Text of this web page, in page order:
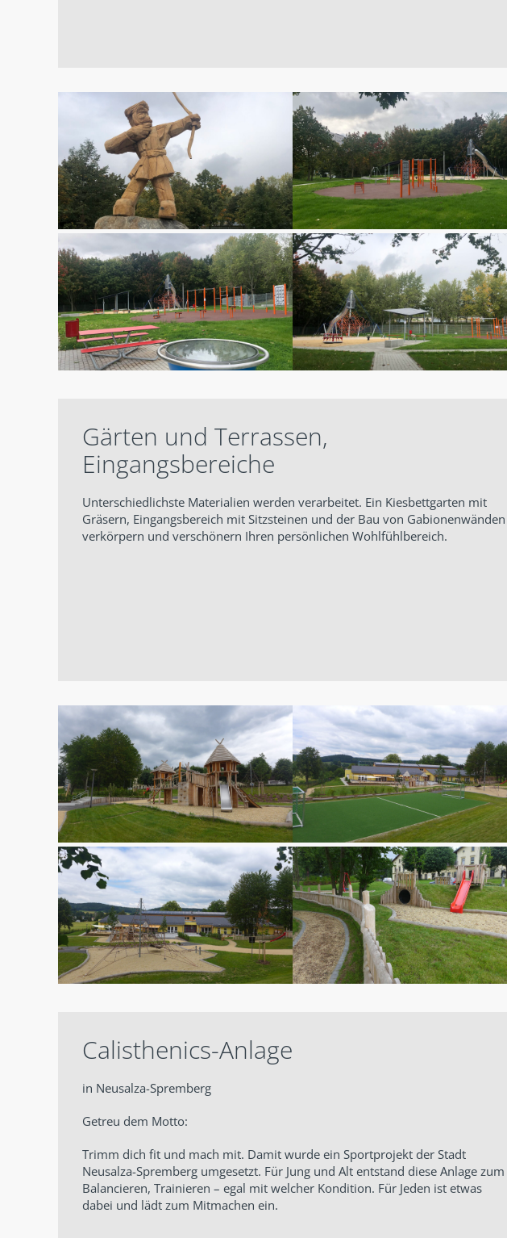
Gärten und Terrassen,
Eingangsbereiche
Unterschiedlichste Materialien werden verarbeitet. Ein Kiesbettgarten mit
Gräsern, Eingangsbereich mit Sitzsteinen und der Bau von Gabionenwänden
verkörpern und verschönern Ihren persönlichen Wohlfühlbereich.
Calisthenics-Anlage
in Neusalza-Spremberg
Getreu dem Motto:
Trimm dich fit und mach mit. Damit wurde ein Sportprojekt der Stadt
Neusalza-Spremberg umgesetzt. Für Jung und Alt entstand diese Anlage zum
Balancieren, Trainieren – egal mit welcher Kondition. Für Jeden ist etwas
dabei und lädt zum Mitmachen ein.